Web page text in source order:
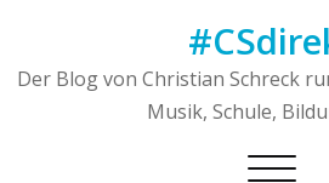
content
Der Blog von Christian Schreck
Musik, Schule,
Toggle